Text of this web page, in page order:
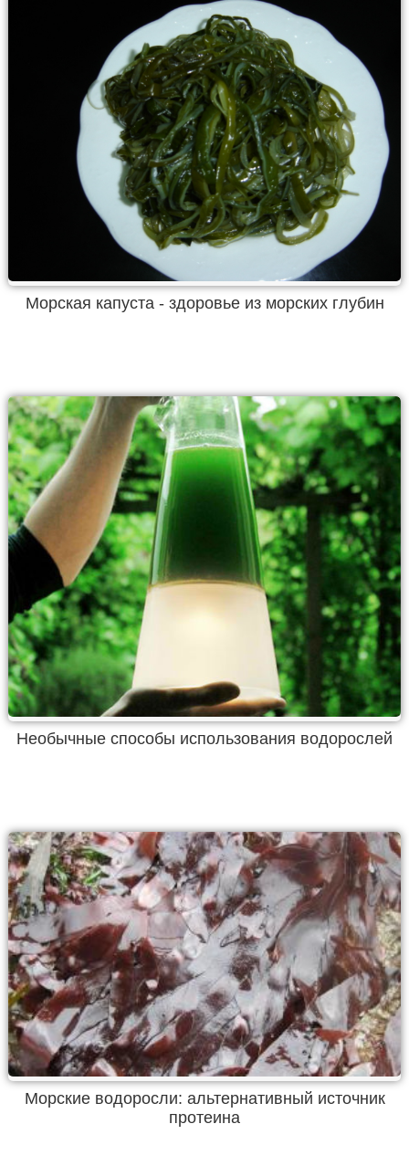
Морская капуста - здоровье из морских глубин
Необычные способы использования водорослей
Морские водоросли: альтернативный источник
протеина